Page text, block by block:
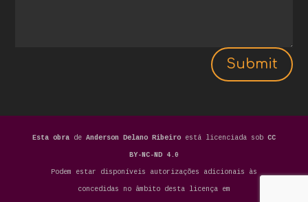
Submit
Esta obrade Anderson Delano Ribeiro está licenciada sob CC
BY-NC-ND 4.0
Podem estar disponíveis autorizações adicionais às
concedidas no âmbito desta licença em